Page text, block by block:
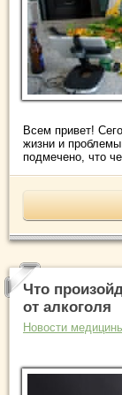
Всем привет!
жизни и
подмечено, что
Что
от алкоголя
Новости